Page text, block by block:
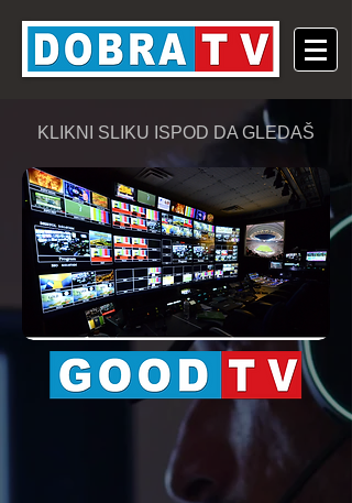
KLIKNI SLIKU ISPOD DA GLEDAŠ